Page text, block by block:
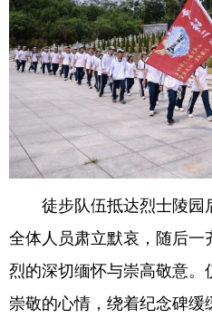
徒步队伍抵达烈士陵园
全体人员肃立默哀，随后一
烈的深切缅怀与崇高敬意。
崇敬的心情，绕着纪念碑